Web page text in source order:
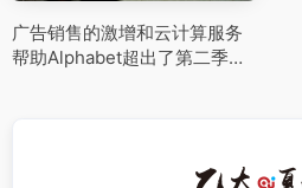
广告销售的激增和云计算服务
帮助Alphabet超出了第二季度